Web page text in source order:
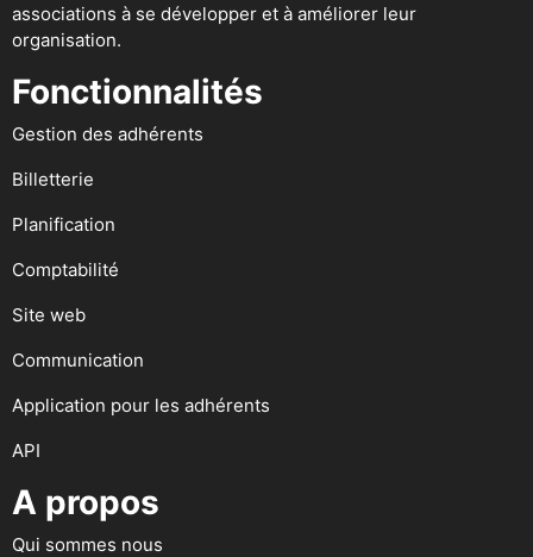
associations à se développer et à améliorer leur
organisation.
Fonctionnalités
Gestion des adhérents
Billetterie
Planification
Comptabilité
Site web
Communication
Application pour les adhérents
API
A propos
Qui sommes nous